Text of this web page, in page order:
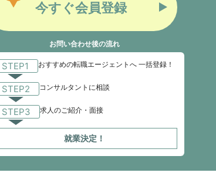
今すぐ会員登録
お問い合わせ後の流れ
STEP1 おすすめの転職エージェントへ 一括登録！
STEP2 コンサルタントに相談
STEP3 求人のご紹介・面接
就業決定！